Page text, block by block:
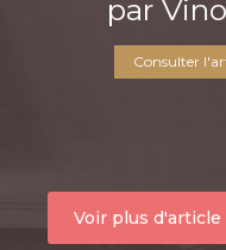
par
Consulter
Voir plus d'article